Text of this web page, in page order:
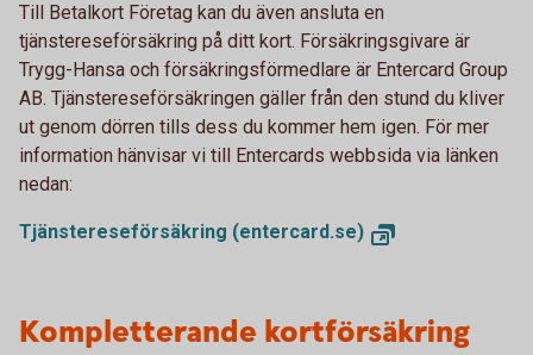
Till Betalkort Företag kan du även ansluta en
tjänstereseförsäkring på ditt kort. Försäkringsgivare är
Trygg-Hansa och försäkringsförmedlare är Entercard Group
AB. Tjänstereseförsäkringen gäller från den stund du kliver
ut genom dörren tills dess du kommer hem igen. För mer
information hänvisar vi till Entercards webbsida via länken
nedan:
Tjänstereseförsäkring (entercard.se)
Kompletterande kortförsäkring